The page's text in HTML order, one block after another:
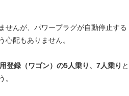
せんが、パワープラグが自動停止する
配もありません。
登録（ワゴン）の5人乗り、7人乗り と
。